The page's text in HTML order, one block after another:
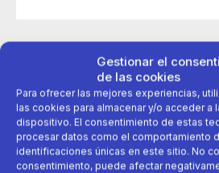
Gestionar el
de las cookies
Para ofrecer las mejores experiencias,
las cookies para almacenar y/o acceder a
dispositivo. El consentimiento de estas
procesar datos como el comportamiento
identificaciones únicas en este sitio. No
consentimiento, puede afectar